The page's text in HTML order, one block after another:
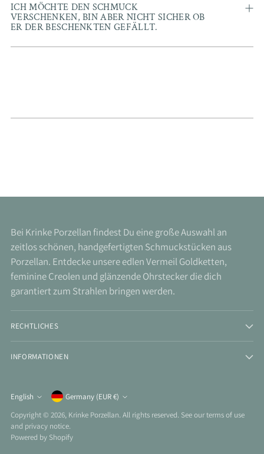
ICH MÖCHTE DEN SCHMUCK
VERSCHENKEN, BIN ABER NICHT SICHER OB
ER DER BESCHENKTEN GEFÄLLT.
Bei Krinke Porzellan findest Du eine große Auswahl an
zeitlos schönen, handgefertigten Schmuckstücken aus
Porzellan. Entdecke unsere edlen Vermeil Goldketten,
feminine Creolen und glänzende Ohrstecker die dich
garantiert zum Strahlen bringen werden.
RECHTLICHES
INFORMATIONEN
Language
English Currency
Germany (EUR €)
Copyright © 2026, Krinke Porzellan. All rights reserved. See our terms of use
and privacy notice.
Powered by Shopify